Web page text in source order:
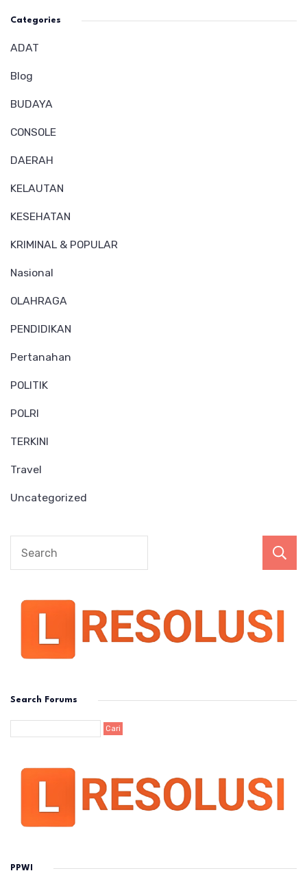
Categories
ADAT
Blog
BUDAYA
CONSOLE
DAERAH
KELAUTAN
KESEHATAN
KRIMINAL & POPULAR
Nasional
OLAHRAGA
PENDIDIKAN
Pertanahan
POLITIK
POLRI
TERKINI
Travel
Uncategorized
Search Forums
PPWI